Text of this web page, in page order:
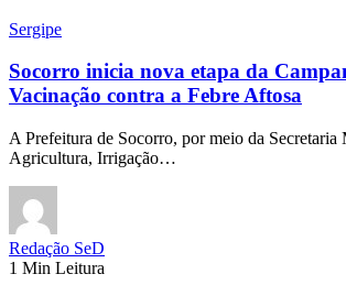
Sergipe
Socorro inicia nova etapa da
Vacinação contra a Febre Aftosa
A Prefeitura de Socorro, por meio da Secretaria
Agricultura, Irrigação…
Redação SeD
1 Min Leitura